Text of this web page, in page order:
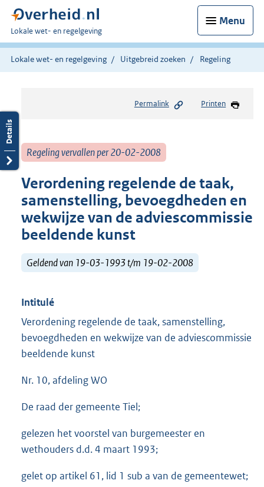
Menu
U
bent
hier:
Lokale wet- en regelgeving
Lokale wet- en regelgeving Uitgebreid zoeken Regeling
Permalink Printen
Regeling vervallen per 20-02-2008
Verordening regelende de taak,
samenstelling, bevoegdheden en
wekwijze van de adviescommissie
beeldende kunst
Geldend van 19-03-1993 t/m 19-02-2008
Intitulé
Verordening regelende de taak, samenstelling,
bevoegdheden en wekwijze van de adviescommissie
beeldende kunst
Nr. 10, afdeling WO
De raad der gemeente Tiel;
gelezen het voorstel van burgemeester en
wethouders d.d. 4 maart 1993;
gelet op artikel 61, lid 1 sub a van de gemeentewet;